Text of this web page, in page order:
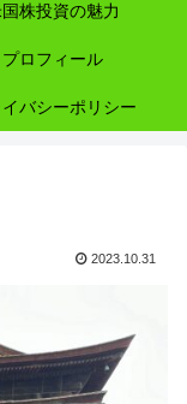
株投資の魅力
プロフィール
バシーポリシー
2023.10.31